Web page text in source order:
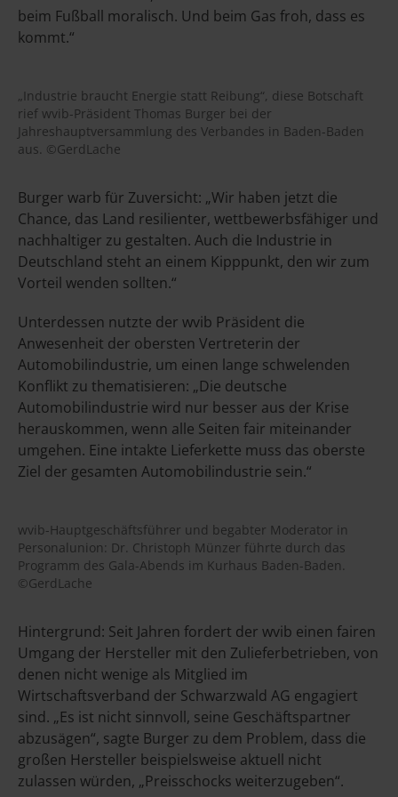
beim Fußball moralisch. Und beim Gas froh, dass es
kommt.“
„Industrie braucht Energie statt Reibung“, diese Botschaft
rief wvib-Präsident Thomas Burger bei der
Jahreshauptversammlung des Verbandes in Baden-Baden
aus. ©GerdLache
Burger warb für Zuversicht: „Wir haben jetzt die
Chance, das Land resilienter, wettbewerbsfähiger und
nachhaltiger zu gestalten. Auch die Industrie in
Deutschland steht an einem Kipppunkt, den wir zum
Vorteil wenden sollten.“
Unterdessen nutzte der wvib Präsident die
Anwesenheit der obersten Vertreterin der
Automobilindustrie, um einen lange schwelenden
Konflikt zu thematisieren: „Die deutsche
Automobilindustrie wird nur besser aus der Krise
herauskommen, wenn alle Seiten fair miteinander
umgehen. Eine intakte Lieferkette muss das oberste
Ziel der gesamten Automobilindustrie sein.“
wvib-Hauptgeschäftsführer und begabter Moderator in
Personalunion: Dr. Christoph Münzer führte durch das
Programm des Gala-Abends im Kurhaus Baden-Baden.
©GerdLache
Hintergrund: Seit Jahren fordert der wvib einen fairen
Umgang der Hersteller mit den Zulieferbetrieben, von
denen nicht wenige als Mitglied im
Wirtschaftsverband der Schwarzwald AG engagiert
sind. „Es ist nicht sinnvoll, seine Geschäftspartner
abzusägen“, sagte Burger zu dem Problem, dass die
großen Hersteller beispielsweise aktuell nicht
zulassen würden, „Preisschocks weiterzugeben“.